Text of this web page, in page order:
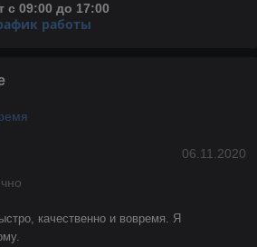
с 09:00 до 17:00
работы
06.11.2020
качественно и вовремя. Я